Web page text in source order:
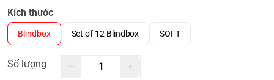
Kích thước
Blindbox Set of 12 Blindbox SOFT
Số lượng